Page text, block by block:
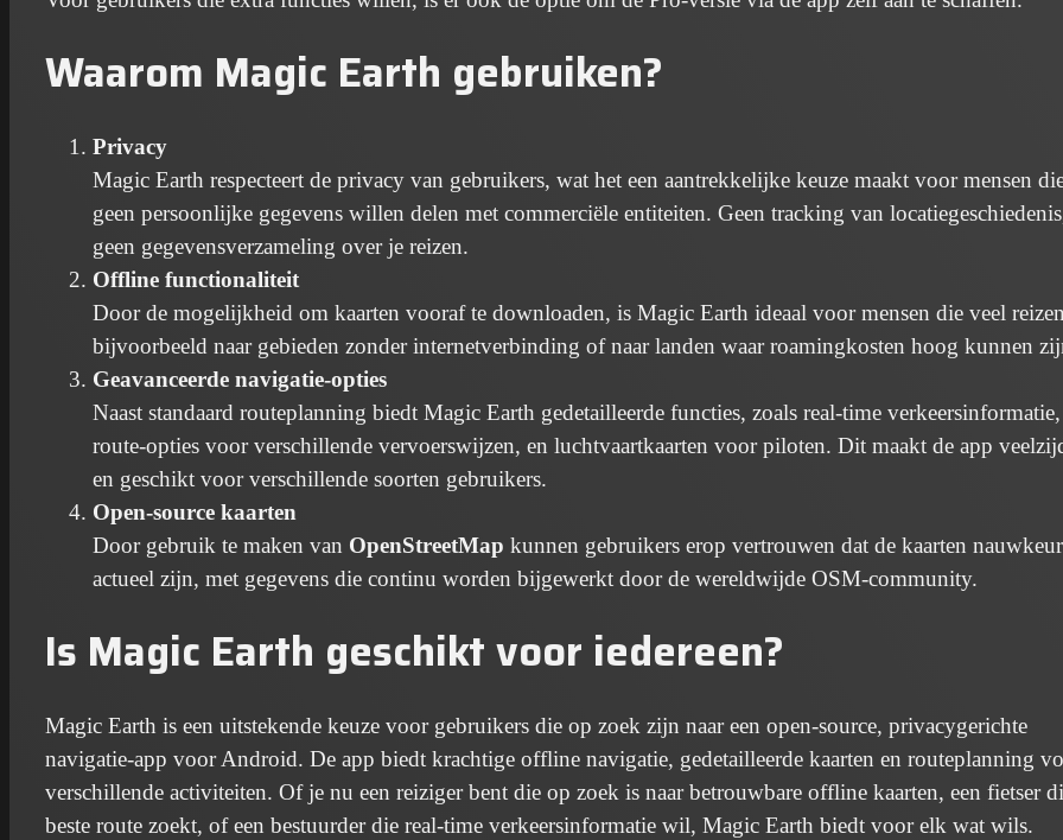
Waarom Magic Earth gebruiken?
Privacy
Magic Earth respecteert de privacy van gebruikers, wat het een aantrekkelijke keuze maakt voor mensen
geen persoonlijke gegevens willen delen met commerciële entiteiten. Geen tracking van
geen gegevensverzameling over je reizen.
Offline functionaliteit
Door de mogelijkheid om kaarten vooraf te downloaden, is Magic Earth ideaal voor mensen die veel
bijvoorbeeld naar gebieden zonder internetverbinding of naar landen waar roamingkosten hoog kunnen
Geavanceerde navigatie-opties
Naast standaard routeplanning biedt Magic Earth gedetailleerde functies, zoals real-time verkeersinformatie,
route-opties voor verschillende vervoerswijzen, en luchtvaartkaarten voor piloten. Dit maakt de app
en geschikt voor verschillende soorten gebruikers.
Open-source kaarten
Door gebruik te maken van OpenStreetMap kunnen gebruikers erop vertrouwen dat de kaarten
actueel zijn, met gegevens die continu worden bijgewerkt door de wereldwijde OSM-community.
Is Magic Earth geschikt voor iedereen?
Magic Earth is een uitstekende keuze voor gebruikers die op zoek zijn naar een open-source, privacygerichte
navigatie-app voor Android. De app biedt krachtige offline navigatie, gedetailleerde kaarten en routeplanning
verschillende activiteiten. Of je nu een reiziger bent die op zoek is naar betrouwbare offline kaarten, een fietser
beste route zoekt, of een bestuurder die real-time verkeersinformatie wil, Magic Earth biedt voor elk wat wils.